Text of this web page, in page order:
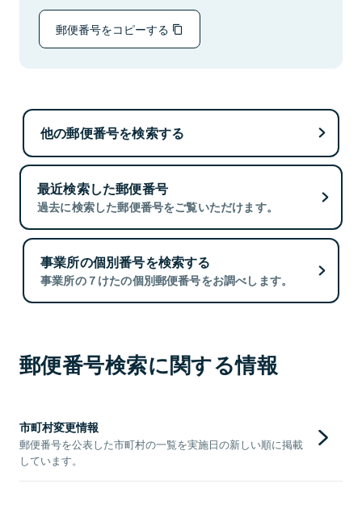
郵便番号をコピーする
他の郵便番号を検索する
最近検索した郵便番号
過去に検索した郵便番号をご覧いただけます。
事業所の個別番号を検索する
事業所の７けたの個別郵便番号をお調べします。
郵便番号検索に関する情報
市町村変更情報
郵便番号を公表した市町村の一覧を実施日の新しい順に掲載
しています。